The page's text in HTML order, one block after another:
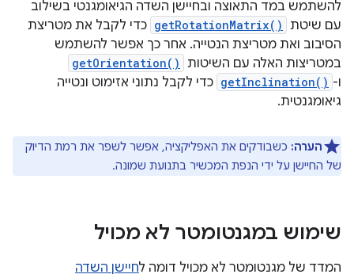
להשתמש במד התאוצה ובחיישן השדה הגיאומגנטי בשילוב
עם שיטת getRotationMatrix() כדי לקבל את מטריצת
הסיבוב ואת מטריצת הנטייה. אחר כך אפשר להשתמש
במטריצות האלה עם השיטות getOrientation()
ו- getInclination() כדי לקבל נתוני אזימוט ונטייה
גיאומגנטית.
הערה: כשבודקים את האפליקציה, אפשר לשפר את רמת הדיוק
של החיישן על ידי הנפת המכשיר בתנועת שמונה.
שימוש במגנטומטר לא מכויל
המדד של מגנטומטר לא מכויל דומה לחיישן השדה